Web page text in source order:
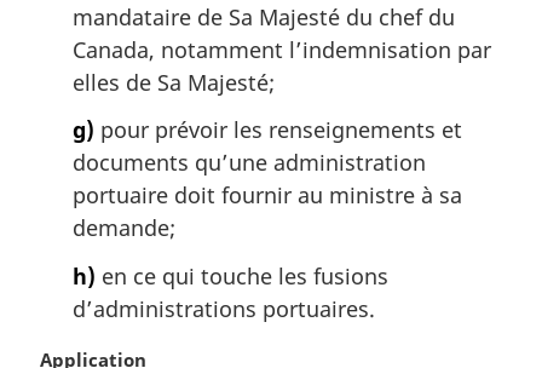
mandataire de Sa Majesté du chef du
Canada, notamment l’indemnisation par
elles de Sa Majesté;
g) pour prévoir les renseignements et
documents qu’une administration
portuaire doit fournir au ministre à sa
demande;
h) en ce qui touche les fusions
d’administrations portuaires.
N
Application